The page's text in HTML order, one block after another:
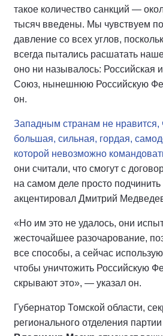
такое количество санкций —
тысяч введены. Мы чувствуем
давление со всех углов,
всегда пытались расшатать
оно ни называлось: Российская
Союз, нынешнюю Российскую
он.
Западным странам не
большая, сильная, гордая,
которой невозможно
они считали, что смогут с
на самом деле просто
акцентировал Дмитрий
«Но им это не удалось, они
жесточайшее разочарование,
все способы, а сейчас
чтобы уничтожить Российскую
скрывают это», — указал он.
Губернатор Томской области,
регионального отделения